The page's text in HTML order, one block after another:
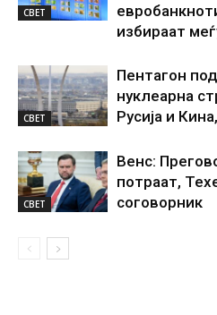
СВЕТ
избираат
СВЕТ
Пентагон
нуклеарна
Русија и
СВЕТ
Венс:
потраат,
соговорник